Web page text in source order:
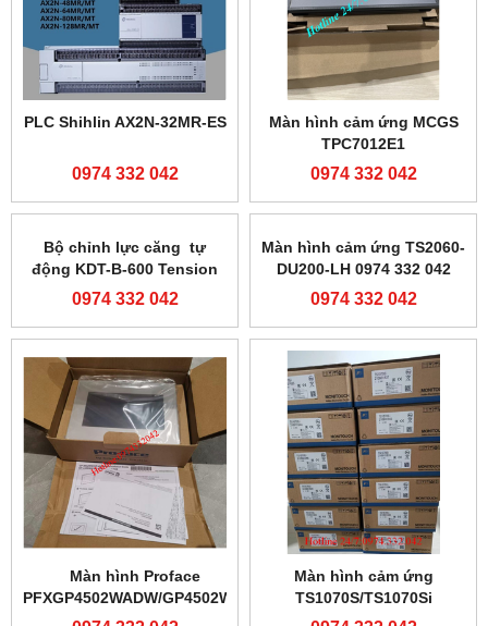
PLC Shihlin AX2N-32MR-ES
0974 332 042
Màn hình cảm ứng MCGS
TPC7012E1
0974 332 042
Bộ chỉnh lực căng tự
động KDT-B-600 Tension
controller-0974332042
0974 332 042
Màn hình cảm ứng TS2060-
DU200-LH 0974 332 042
0974 332 042